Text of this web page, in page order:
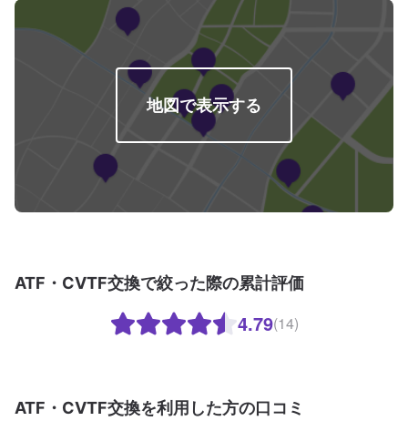
地図で表示する
ATF・CVTF交換で絞った際の累計評価
4.79(14)
ATF・CVTF交換を利用した方の口コミ